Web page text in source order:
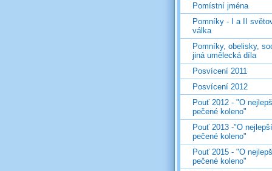
Pomístní jména
Pomníky - I a II
válka
Pomníky, obelisky,
jiná umělecká díla
Posvícení 2011
Posvícení 2012
Pouť 2012 - "O
pečené koleno"
Pouť 2013 -"O nejlepší
pečené koleno"
Pouť 2015 - "O
pečené koleno"